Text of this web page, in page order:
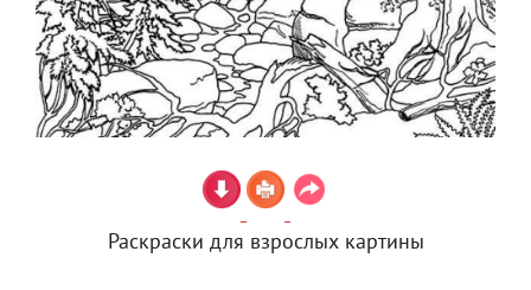
Раскраски для взрослых картины